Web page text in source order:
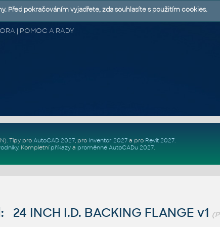
| POMOC A RADY
. Tipy pro AutoCAD 2027, pro Inventor 2027a pro Revit 2027.
. Kompletní příkazya proměnné AutoCADu 2027.
INCH I.D. BACKING FLANGE v1
Před pokračováním vyjadřete, zda souhlasíte s použitím cookies.